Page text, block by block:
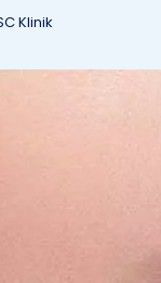
Klinik